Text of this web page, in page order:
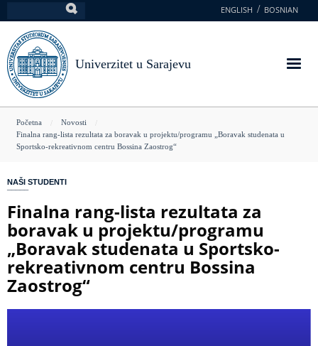
na
glavni
sadržaj
ENGLISH BOSNIAN
Univerzitet u Sarajevu
You
are
Početna
Novosti
Finalna rang-lista rezultata za boravak u projektu/programu „Boravak studenata u
Sportsko-rekreativnom centru Bossina Zaostrog“
NAŠI STUDENTI
Finalna rang-lista rezultata za
boravak u projektu/programu
„Boravak studenata u Sportsko-
rekreativnom centru Bossina
Zaostrog“